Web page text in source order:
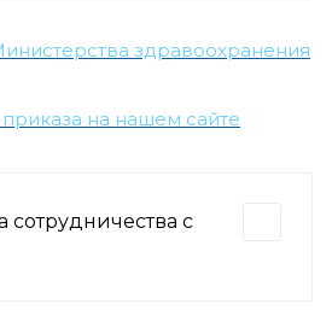
здравоохранения
на нашем сайте
с